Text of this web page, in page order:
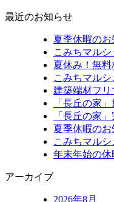
最近のお知らせ
夏季休暇のお
こみちマル
夏休み！無
こみちマル
建築端材フリ
「長丘の家
「長丘の家
夏季休暇のお
こみちマル
年末年始の
アーカイブ
2026年8月